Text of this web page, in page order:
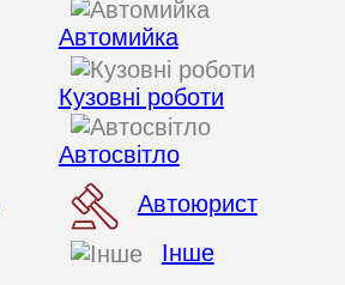
Автомийка
Кузовні роботи
Автосвітло
Автоюрист
Інше